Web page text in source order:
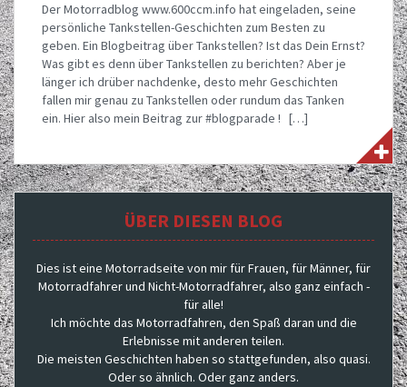
Der Motorradblog www.600ccm.info hat eingeladen, seine
persönliche Tankstellen-Geschichten zum Besten zu
geben. Ein Blogbeitrag über Tankstellen? Ist das Dein Ernst?
Was gibt es denn über Tankstellen zu berichten? Aber je
länger ich drüber nachdenke, desto mehr Geschichten
fallen mir genau zu Tankstellen oder rundum das Tanken
ein. Hier also mein Beitrag zur #blogparade ! […]
ÜBER DIESEN BLOG
Dies ist eine Motorradseite von mir für Frauen, für Männer, für
Motorradfahrer und Nicht-Motorradfahrer, also ganz einfach -
für alle!
Ich möchte das Motorradfahren, den Spaß daran und die
Erlebnisse mit anderen teilen.
Die meisten Geschichten haben so stattgefunden, also quasi.
Oder so ähnlich. Oder ganz anders.